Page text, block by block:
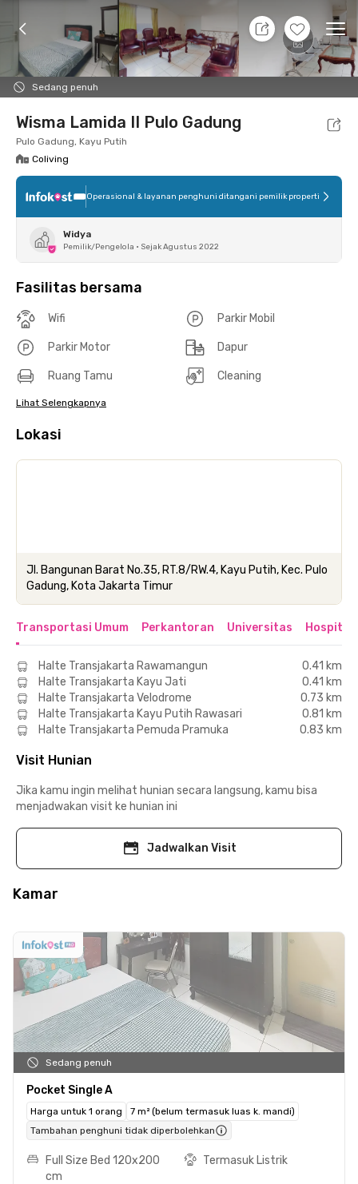
+8
Sedang penuh
8 Agt 26 - Belum tahu
Foto Fasilitas bersama Lokasi Kamar
Wisma Lamida II Pulo Gadung
Pulo Gadung, Kayu Putih
Coliving
Operasional & layanan penghuni ditangani pemilik properti
Widya
Pemilik/Pengelola • Sejak Agustus 2022
Fasilitas bersama
Wifi Parkir Mobil
Parkir Motor Dapur
Ruang Tamu Cleaning
Lihat Selengkapnya
Lokasi
Jl. Bangunan Barat No.35, RT.8/RW.4, Kayu Putih, Kec. Pulo
Gadung, Kota Jakarta Timur
Transportasi Umum Perkantoran Universitas Hospital
Halte Transjakarta Rawamangun
0.41 km
Halte Transjakarta Kayu Jati
0.41 km
Halte Transjakarta Velodrome
0.73 km
Halte Transjakarta Kayu Putih Rawasari
0.81 km
Halte Transjakarta Pemuda Pramuka
0.83 km
Visit Hunian
Jika kamu ingin melihat hunian secara langsung, kamu bisa
menjadwakan visit ke hunian ini
Jadwalkan Visit
Kamar
Sedang penuh
Pocket Single A
Harga untuk 1 orang
7 m² (belum termasuk luas k. mandi)
Tambahan penghuni tidak diperbolehkan
Full Size Bed 120x200
cm
Termasuk Listrik